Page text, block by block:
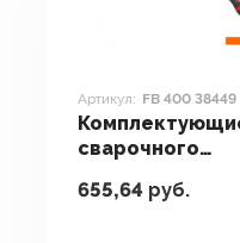
Артикул: FB 400 38449
сварочного
FB 400 38449 3 м
655,64 руб.